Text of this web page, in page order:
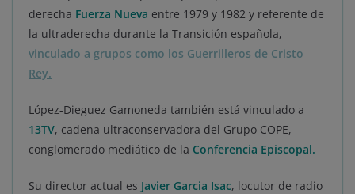
derecha Fuerza Nueva entre 1979 y 1982 y referente de
la ultraderecha durante la Transición española,
vinculado a grupos como los Guerrilleros de Cristo
Rey.
López-Dieguez Gamoneda también está vinculado a
13TV, cadena ultraconservadora del Grupo COPE,
conglomerado mediático de la Conferencia Episcopal.
Su director actual es Javier Garcia Isac, locutor de radio